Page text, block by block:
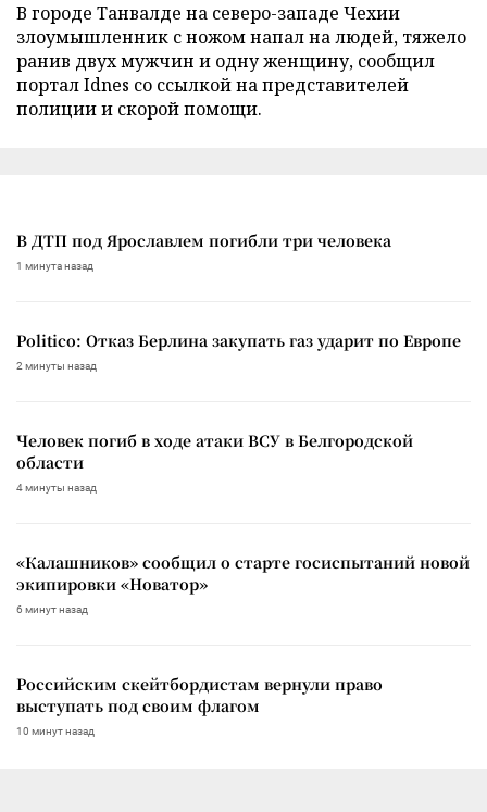
В городе Танвалде на северо-западе Чехии
злоумышленник с ножом напал на людей, тяжело
ранив двух мужчин и одну женщину, сообщил
портал Idnes со ссылкой на представителей
полиции и скорой помощи.
В ДТП под Ярославлем погибли три человека
1 минута назад
Politico: Отказ Берлина закупать газ ударит по Европе
2 минуты назад
Человек погиб в ходе атаки ВСУ в Белгородской
области
4 минуты назад
«Калашников» сообщил о старте госиспытаний новой
экипировки «Новатор»
6 минут назад
Российским скейтбордистам вернули право
выступать под своим флагом
10 минут назад